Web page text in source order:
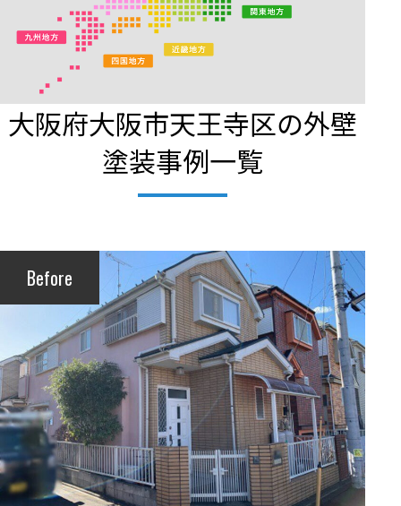
大阪府大阪市天王寺区の外壁
塗装事例一覧
Before